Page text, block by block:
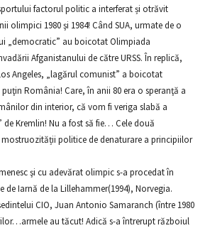
factorul politic a interferat și otrăvit
olimpici 1980 şi 1984! Când SUA, urmate de o
„democratic” au boicotat Olimpiada
Afganistanului de către URSS. În replică,
Angeles, „lagărul comunist” a boicotat
România! Care, în anii 80 era o speranţă a
din interior, că vom fi veriga slabă a
Kremlin! Nu a fost să fie… Cele două
politice de denaturare a principiilor
şi cu adevărat olimpic s-a procedat în
Iarnă de la Lillehammer(1994), Norvegia.
CIO, Juan Antonio Samaranch (între 1980
au tăcut! Adică s-a întrerupt războiul